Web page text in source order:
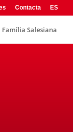
Contacta ES
Família Salesiana